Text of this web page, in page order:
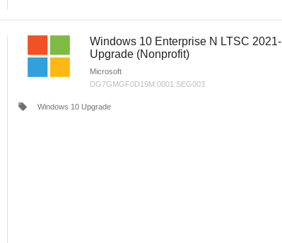
Windows 10 Enterprise N LTSC 2021-
Upgrade (Nonprofit)
Microsoft
DG7GMGF0D19M:0001:SEG003
local_offer Windows 10 Upgrade